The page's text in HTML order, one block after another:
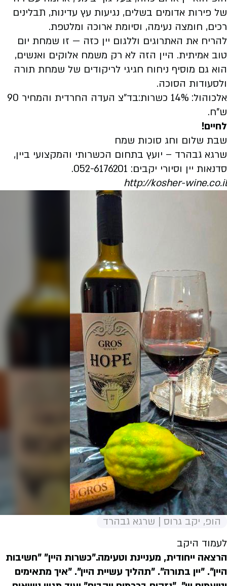
של פירות אדומים בשלים, נגיעות עץ עדינות, תבלינים
רכים, חומצה נעימה, וסיומת ארוכה ומלטפת.
להריח את האתרוגים וללגום יין כזה — זו שמחת יום
טוב אמיתית. היין הזה לא רק משמח אלוקים ואנשים,
הוא גם מוסיף ניחוח חגיגי לריקודים של שמחת תורה
ולסעודות הסוכה.
אלכוהול: 14% כשרות:בד"צ העדה החרדית והמחיר 90
ש"ח.
לחיים!
שבת שלום וחג סוכות שמח
שרגא גבהרד – יועץ בתחום הכשרותי והמקצועי ביין,
סדנאות יין וסיורי יקבים: 052-6176201
.
http://kosher-wine.co.il
הופ, יקב גרוס | שרגא גבהרד
לעמוד היקב
הרצאה ייחודית, מעניינת וטעימה."כשרות היין" "חשיבות
היין". "יין בתורה". "תהליך עשיית היין". "איך מתאימים